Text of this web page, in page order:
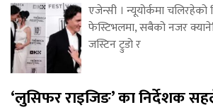
एजेन्सी । न्यूयोर्कमा चलिरहेको
फेस्टिभलमा, सबैको नजर
जस्टिन ट्रुडो र
‘लुसिफर राइजिङ’ का निर्देशक